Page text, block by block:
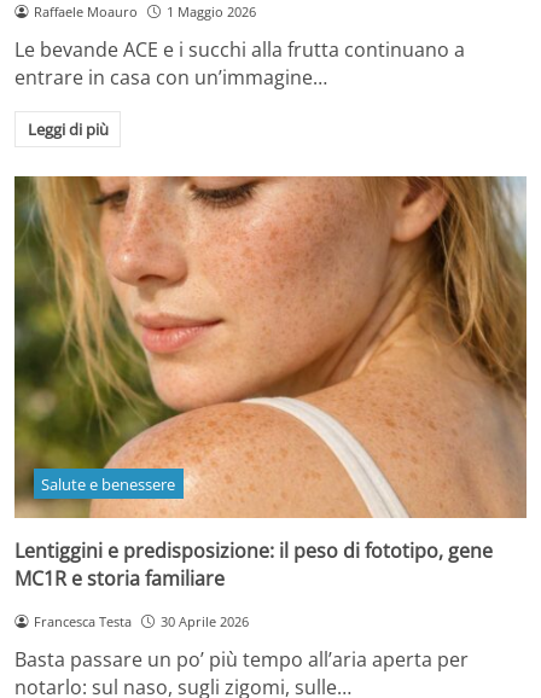
Raffaele Moauro 1 Maggio 2026
Le bevande ACE e i succhi alla frutta continuano a
entrare in casa con un’immagine…
Leggi di più
Salute e benessere
Lentiggini e predisposizione: il peso di fototipo, gene
MC1R e storia familiare
Francesca Testa 30 Aprile 2026
Basta passare un po’ più tempo all’aria aperta per
notarlo: sul naso, sugli zigomi, sulle…